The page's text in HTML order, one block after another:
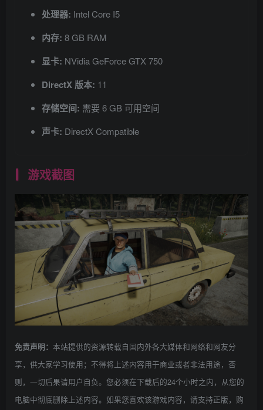
处理器: Intel Core I5
内存: 8 GB RAM
显卡: NVidia GeForce GTX 750
DirectX 版本: 11
存储空间: 需要 6 GB 可用空间
声卡: DirectX Compatible
游戏截图
免责声明： 本站提供的资源转载自国内外各大媒体和网络和网友分
享，供大家学习使用；不得将上述内容用于商业或者非法用途，否
则，一切后果请用户自负。您必须在下载后的24个小时之内，从您的
电脑中彻底删除上述内容。如果您喜欢该游戏内容，请支持正版，购